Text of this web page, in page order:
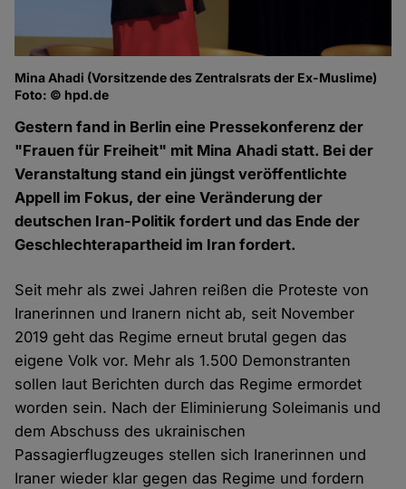
Mina Ahadi (Vorsitzende des Zentralsrats der Ex-Muslime)
Foto: © hpd.de
Gestern fand in Berlin eine Pressekonferenz der
"Frauen für Freiheit" mit Mina Ahadi statt. Bei der
Veranstaltung stand ein jüngst veröffentlichte
Appell im Fokus, der eine Veränderung der
deutschen Iran-Politik fordert und das Ende der
Geschlechterapartheid im Iran fordert.
Seit mehr als zwei Jahren reißen die Proteste von
Iranerinnen und Iranern nicht ab, seit November
2019 geht das Regime erneut brutal gegen das
eigene Volk vor. Mehr als 1.500 Demonstranten
sollen laut Berichten durch das Regime ermordet
worden sein. Nach der Eliminierung Soleimanis und
dem Abschuss des ukrainischen
Passagierflugzeuges stellen sich Iranerinnen und
Iraner wieder klar gegen das Regime und fordern